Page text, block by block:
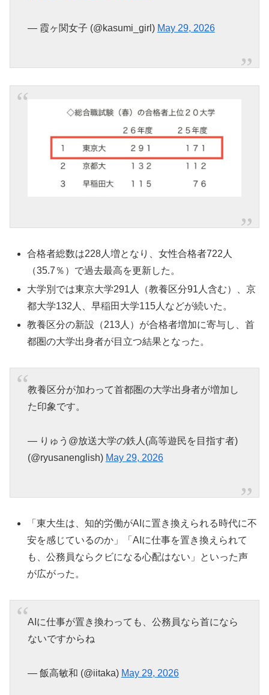
— 霞ヶ関女子 (@kasumi_girl) May 29, 2026
合格者総数は228人増となり、女性合格者722人
（35.7％）で過去最高を更新した。
大学別では東京大学291人（教養区分91人含む）、京
都大学132人、早稲田大学115人などが続いた。
教養区分の新設（213人）が合格者増加に寄与し、首
都圏の大学出身者が目立つ結果となった。
教養区分が加わって首都圏の大学出身者が増加し
た印象です。
— りゅう@放送大学の鉄人(高等遊民を目指す者)
(@ryusanenglish) May 29, 2026
「東大生は、知的労働がAIに置き換えられる時代に不
安を感じているのか」「AIに仕事を置き換えられて
も、公務員ならクビになる心配はない」といった声
が広がった。
AIに仕事が置き換わっても、公務員なら首になら
ないですからね
— 飯高敏和 (@iitaka) May 29, 2026